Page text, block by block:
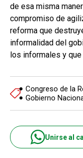
de esa misma
compromiso de
reforma que
informalidad del
los informales y
Congreso de la
Gobierno
Unirse al